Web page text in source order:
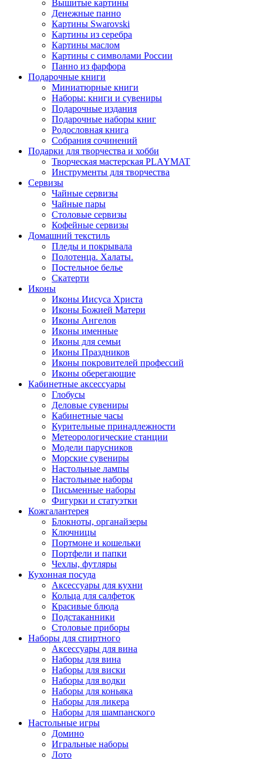
Вышитые картины
Денежные панно
Картины Swarovski
Картины из серебра
Картины маслом
Картины с символами России
Панно из фарфора
Подарочные книги
Миниатюрные книги
Наборы: книги и сувениры
Подарочные издания
Подарочные наборы книг
Родословная книга
Собрания сочинений
Подарки для творчества и хобби
Творческая мастерская PLAYMAT
Инструменты для творчества
Cервизы
Чайные сервизы
Чайные пары
Столовые сервизы
Кофейные сервизы
Домашний текстиль
Пледы и покрывала
Полотенца. Халаты.
Постельное белье
Скатерти
Иконы
Иконы Иисуса Христа
Иконы Божией Матери
Иконы Ангелов
Иконы именные
Иконы для семьи
Иконы Праздников
Иконы покровителей профессий
Иконы оберегающие
Кабинетные аксессуары
Глобусы
Деловые сувениры
Кабинетные часы
Курительные принадлежности
Метеорологические станции
Модели парусников
Морские сувениры
Настольные лампы
Настольные наборы
Письменные наборы
Фигурки и статуэтки
Кожгалантерея
Блокноты, органайзеры
Ключницы
Портмоне и кошельки
Портфели и папки
Чехлы, футляры
Кухонная посуда
Аксессуары для кухни
Кольца для салфеток
Красивые блюда
Подстаканники
Столовые приборы
Наборы для спиртного
Аксессуары для вина
Наборы для вина
Наборы для виски
Наборы для водки
Наборы для коньяка
Наборы для ликера
Наборы для шампанского
Настольные игры
Домино
Игральные наборы
Лото